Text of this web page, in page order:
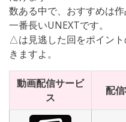
数ある中で、おすすめは
一番長いUNEXTです。
△は見逃した回をポイン
きますよ。
動画配信サービ
ス
配